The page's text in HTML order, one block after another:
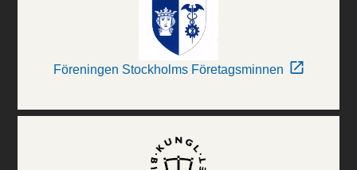
Föreningen Stockholms Företagsminnen